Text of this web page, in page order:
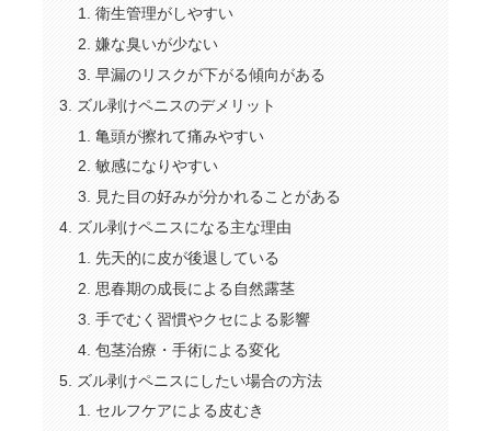
衛生管理がしやすい
嫌な臭いが少ない
早漏のリスクが下がる傾向がある
ズル剥けペニスのデメリット
亀頭が擦れて痛みやすい
敏感になりやすい
見た目の好みが分かれることがある
ズル剥けペニスになる主な理由
先天的に皮が後退している
思春期の成長による自然露茎
手でむく習慣やクセによる影響
包茎治療・手術による変化
ズル剥けペニスにしたい場合の方法
セルフケアによる皮むき